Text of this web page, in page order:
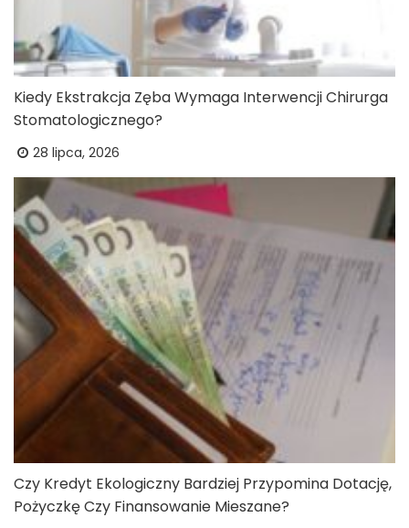
Kiedy Ekstrakcja Zęba Wymaga Interwencji Chirurga
Stomatologicznego?
28 lipca, 2026
Czy Kredyt Ekologiczny Bardziej Przypomina Dotację,
Pożyczkę Czy Finansowanie Mieszane?